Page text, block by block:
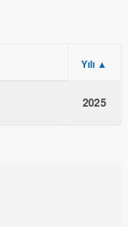
Yılı ▲
2025